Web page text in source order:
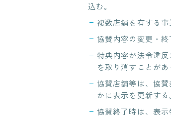
込む。
複数店舗を有する事
協賛内容の変更・終
特典内容が法令違
を取り消すことがあ
協賛店舗等は、協
かに表示を更新する
協賛終了時は、表示